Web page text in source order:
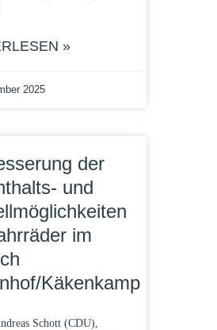
»
2025
der
und
im
Käkenkamp
Schott (CDU),